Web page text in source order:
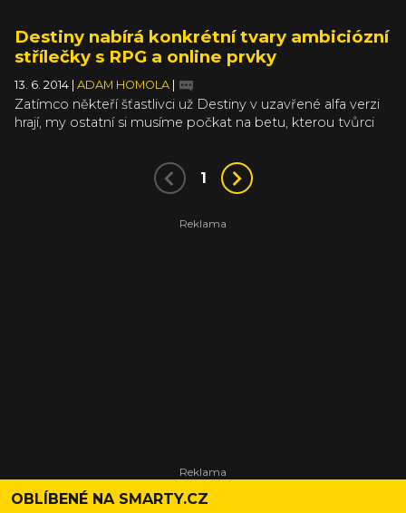
Destiny nabírá konkrétní tvary ambiciózní
střílečky s RPG a online prvky
13. 6. 2014 ADAM HOMOLA
Zatímco někteří šťastlivci už Destiny v uzavřené alfa verzi
hrají, my ostatní si musíme počkat na betu, kterou tvůrci
nás vývojáři z Bungie zasypávají konkrétními a jasnými
informacemi o tom, jak bude hra fungovat, jakou bude mít
strukturu a jak se to bude celé hrát. Minule jsme si
Jones, spoluzakladatel Bungie, vysvětlí fůru dalších detailů.
1
OBLÍBENÉ NA SMARTY.CZ